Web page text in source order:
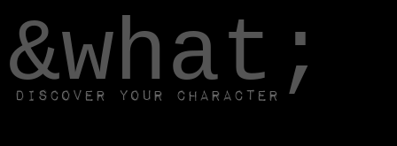
&what;
Discover your character